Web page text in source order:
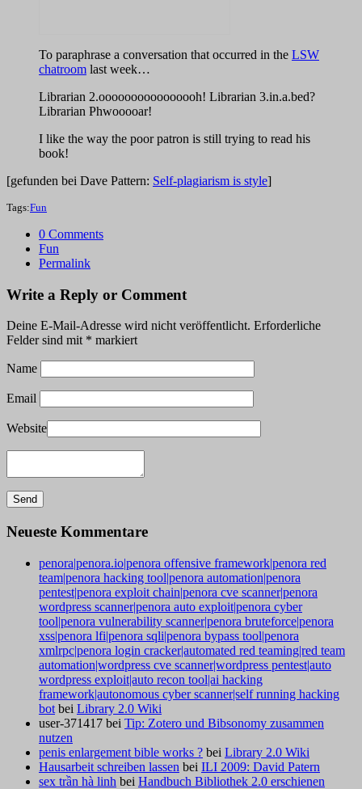
To paraphrase a conversation that occurred in the LSW
chatroom last week…
Librarian 2.oooooooooooooooh! Librarian 3.in.a.bed?
Librarian Phwooooar!
I like the way the poor patron is still trying to read his
book!
[gefunden bei Dave Pattern: Self-plagiarism is style]
Tags:Fun
0 Comments
Fun
Permalink
Write a Reply or Comment
Deine E-Mail-Adresse wird nicht veröffentlicht. Erforderliche
Felder sind mit * markiert
Name
Email
Website
Neueste Kommentare
penora|penora.io|penora offensive framework|penora red
team|penora hacking tool|penora automation|penora
pentest|penora exploit chain|penora cve scanner|penora
wordpress scanner|penora auto exploit|penora cyber
tool|penora vulnerability scanner|penora bruteforce|penora
xss|penora lfi|penora sqli|penora bypass tool|penora
xmlrpc|penora login cracker|automated red teaming|red team
automation|wordpress cve scanner|wordpress pentest|auto
wordpress exploit|auto recon tool|ai hacking
framework|autonomous cyber scanner|self running hacking
bot bei Library 2.0 Wiki
user-371417 bei Tip: Zotero und Bibsonomy zusammen
nutzen
penis enlargement bible works ? bei Library 2.0 Wiki
Hausarbeit schreiben lassen bei ILI 2009: David Patern
sex trần hà linh bei Handbuch Bibliothek 2.0 erschienen